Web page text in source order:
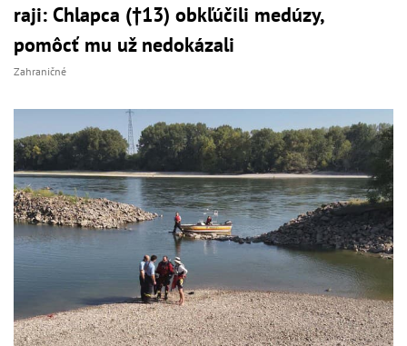
raji: Chlapca (†13) obkľúčili medúzy,
pomôcť mu už nedokázali
Zahraničné